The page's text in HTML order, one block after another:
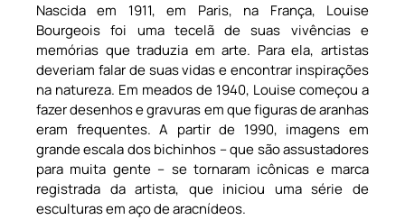
Nascida em 1911, em Paris, na França, Louise
Bourgeois foi uma tecelã de suas vivências e
memórias que traduzia em arte. Para ela, artistas
deveriam falar de suas vidas e encontrar inspirações
na natureza. Em meados de 1940, Louise começou a
fazer desenhos e gravuras em que figuras de aranhas
eram frequentes. A partir de 1990, imagens em
grande escala dos bichinhos – que são assustadores
para muita gente – se tornaram icônicas e marca
registrada da artista, que iniciou uma série de
esculturas em aço de aracnídeos.